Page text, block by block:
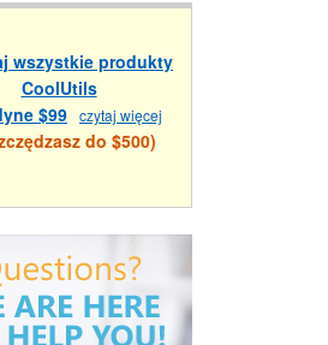
wszystkie produkty
CoolUtils
$99 czytaj więcej
do $500)